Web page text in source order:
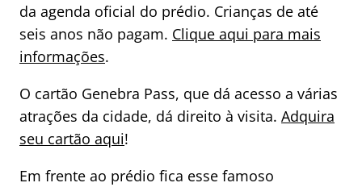
da agenda oficial do prédio. Crianças de até
seis anos não pagam. Clique aqui para mais
informações.
O cartão Genebra Pass, que dá acesso a várias
atrações da cidade, dá direito à visita. Adquira
seu cartão aqui!
Em frente ao prédio fica esse famoso